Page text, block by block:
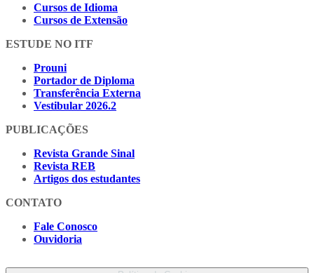
Cursos de Idioma
Cursos de Extensão
ESTUDE NO ITF
Prouni
Portador de Diploma
Transferência Externa
Vestibular 2026.2
PUBLICAÇÕES
Revista Grande Sinal
Revista REB
Artigos dos estudantes
CONTATO
Fale Conosco
Ouvidoria